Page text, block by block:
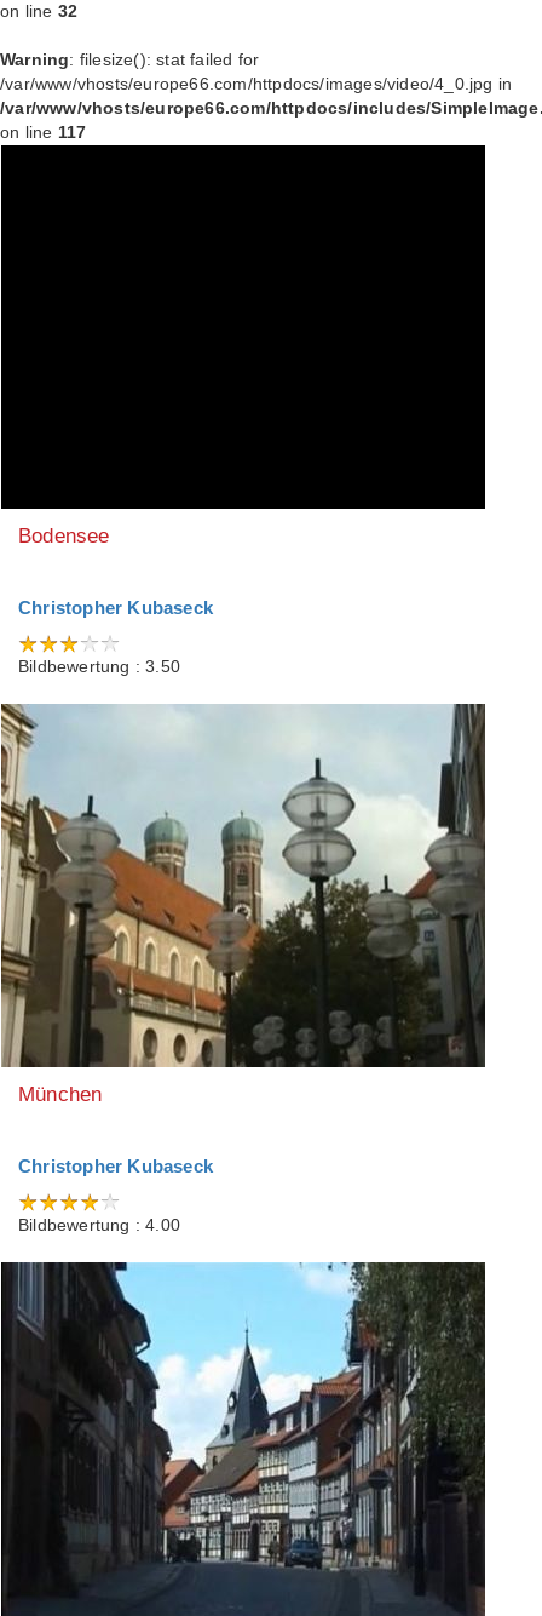
on line 32
Warning: filesize(): stat failed for
/var/www/vhosts/europe66.com/httpdocs/images/video/4_0.jpg in
/var/www/vhosts/europe66.com/httpdocs/includes/
on line 117
Bodensee
Christopher Kubaseck
Bildbewertung : 3.50
München
Christopher Kubaseck
Bildbewertung : 4.00